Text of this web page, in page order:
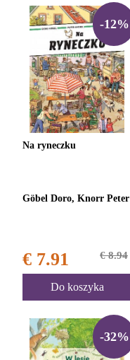
Na ryneczku
Göbel Doro, Knorr Peter
€ 7.91 € 8.94
Do koszyka
-12%
-32%